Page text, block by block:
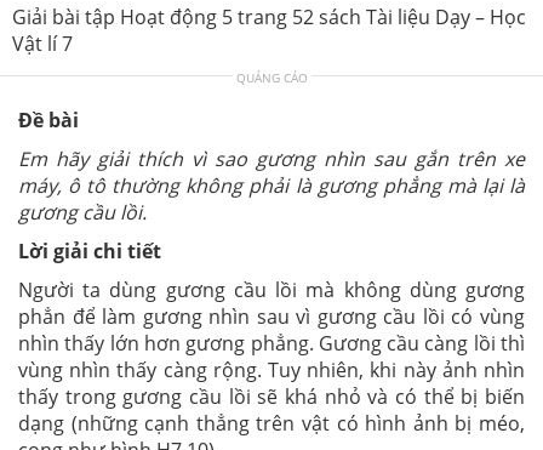
Giải bài tập Hoạt động 5 trang 52 sách Tài liệu Dạy – Học
Vật lí 7
QUẢNG CÁO
Đề bài
Em hãy giải thích vì sao gương nhìn sau gắn trên xe
máy, ô tô thường không phải là gương phẳng mà lại là
gương cầu lồi.
Lời giải chi tiết
Người ta dùng gương cầu lồi mà không dùng gương
phẳn để làm gương nhìn sau vì gương cầu lồi có vùng
nhìn thấy lớn hơn gương phẳng. Gương cầu càng lồi thì
vùng nhìn thấy càng rộng. Tuy nhiên, khi này ảnh nhìn
thấy trong gương cầu lồi sẽ khá nhỏ và có thể bị biến
dạng (những cạnh thẳng trên vật có hình ảnh bị méo,